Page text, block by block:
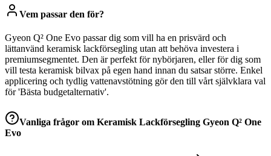
Vem passar den för?
Gyeon Q² One Evo passar dig som vill ha en prisvärd och
lättanvänd keramisk lackförsegling utan att behöva investera i
premiumsegmentet. Den är perfekt för nybörjaren, eller för dig som
vill testa keramisk bilvax på egen hand innan du satsar större. Enkel
applicering och tydlig vattenavstötning gör den till vårt självklara val
för 'Bästa budgetalternativ'.
Vanliga frågor om Keramisk Lackförsegling Gyeon Q² One
Evo